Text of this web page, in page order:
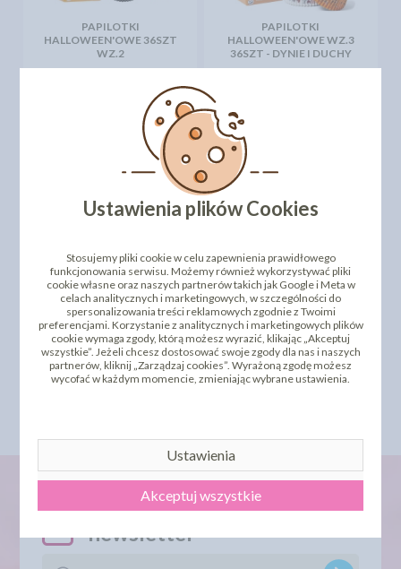
PAPILOTKI
HALLOWEEN'OWE 36SZT
WZ.2
DO KOSZYKA
PAPILOTKI
HALLOWEEN'OWE WZ.3
36SZT - DYNIE I DUCHY
PAPILOTKI PAJĄKI -
36SZT
cena:12,36 zł
DO KOSZYKA
newsletter
Ustawienia plików Cookies
Stosujemy pliki cookie w celu zapewnienia prawidłowego
funkcjonowania serwisu. Możemy również wykorzystywać pliki
cookie własne oraz naszych partnerów takich jak Google i Meta w
celach analitycznych i marketingowych, w szczególności do
spersonalizowania treści reklamowych zgodnie z Twoimi
preferencjami. Korzystanie z analitycznych i marketingowych plików
cookie wymaga zgody, którą możesz wyrazić, klikając „Akceptuj
wszystkie”. Jeżeli chcesz dostosować swoje zgody dla nas i naszych
partnerów, kliknij „Zarządzaj cookies”. Wyrażoną zgodę możesz
wycofać w każdym momencie, zmieniając wybrane ustawienia.
Ustawienia
Akceptuj wszystkie